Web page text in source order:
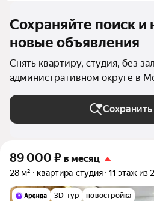
Сохраняйте поиск и
новые объявления
Снять квартиру, студия, без
административном округе в
Сохранить
89 000 ₽ в месяц
28 м² квартира-студия 11 этаж из
3D-тур новостройка